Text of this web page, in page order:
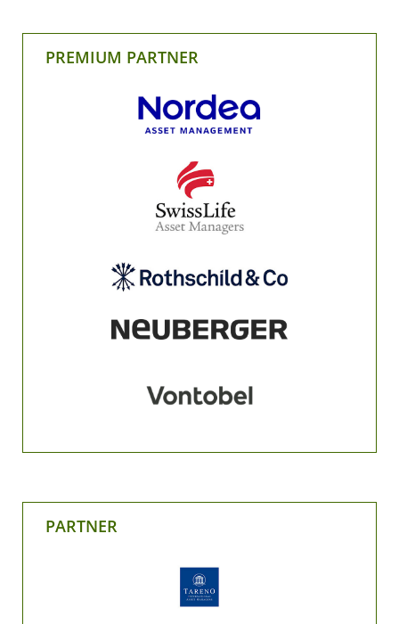
PREMIUM PARTNER
PARTNER